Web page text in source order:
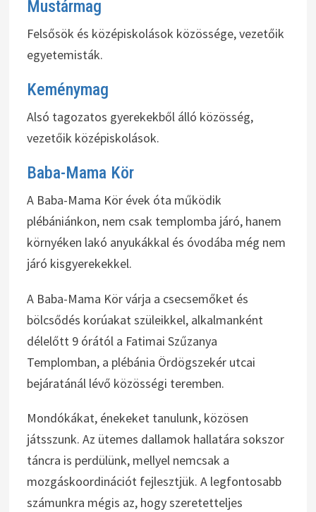
Mustármag
Felsősök és középiskolások közössége, vezetőik
egyetemisták.
Keménymag
Alsó tagozatos gyerekekből álló közösség,
vezetőik középiskolások.
Baba-Mama Kör
A Baba-Mama Kör évek óta működik
plébániánkon, nem csak templomba járó, hanem
környéken lakó anyukákkal és óvodába még nem
járó kisgyerekekkel.
A Baba-Mama Kör várja a csecsemőket és
bölcsődés korúakat szüleikkel, alkalmanként
délelőtt 9 órától a Fatimai Szűzanya
Templomban, a plébánia Ördögszekér utcai
bejáratánál lévő közösségi teremben.
Mondókákat, énekeket tanulunk, közösen
játsszunk. Az ütemes dallamok hallatára sokszor
táncra is perdülünk, mellyel nemcsak a
mozgáskoordinációt fejlesztjük. A legfontosabb
számunkra mégis az, hogy szeretetteljes